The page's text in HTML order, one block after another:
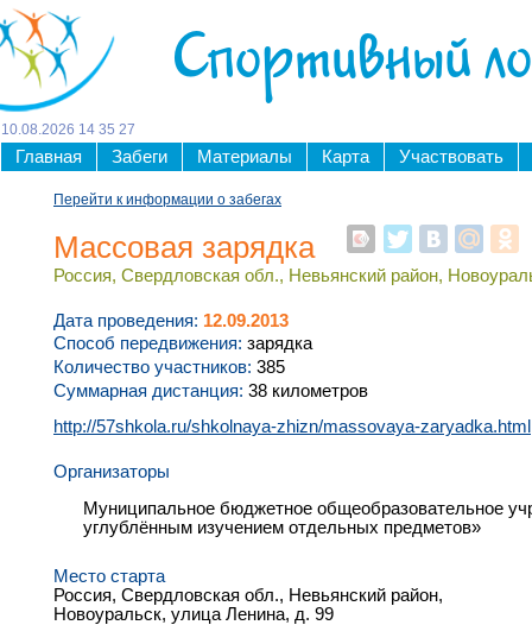
Спортивный
10 08 2026 14 35 28
Главная Забеги Материалы Карта Участвовать
Перейти к информации о забегах
Массовая зарядка
Россия, Свердловская обл., Невьянский район,
Дата проведения: 12.09.2013
Способ передвижения: зарядка
Количество участников: 385
Суммарная дистанция: 38 километров
http://57shkola.ru/shkolnaya-zhizn/massovaya-zaryadka.html
Организаторы
Муниципальное бюджетное общеобразовательное
углублённым изучением отдельных предметов»
Место старта
Россия, Свердловская обл., Невьянский район,
Новоуральск, улица Ленина, д. 99